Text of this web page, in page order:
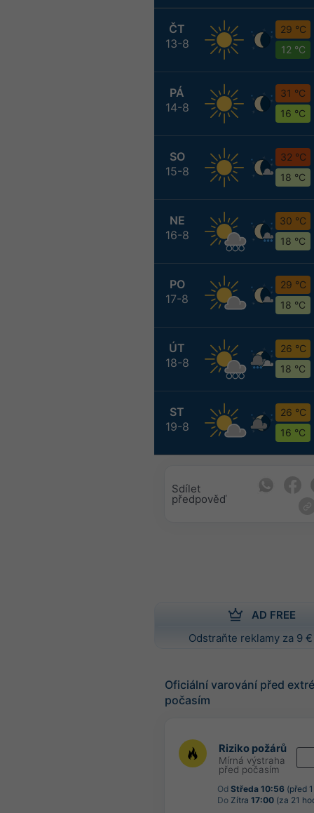
ČT
13-8
29 °C
12 °C
PÁ
14-8
31 °C
16 °C
SO
15-8
32 °C
18 °C
NE
16-8
30 °C
18 °C
PO
17-8
29 °C
18 °C
ÚT
18-8
26 °C
18 °C
ST
19-8
26 °C
16 °C
Sdílet
předpověď
AD FREE
Odstraňte reklamy za 9
Oficiální varování před
počasím
Riziko požárů
Mírná výstraha
před počasím
Od Středa 10:56 (před
Do Zítra 17:00 (za 21